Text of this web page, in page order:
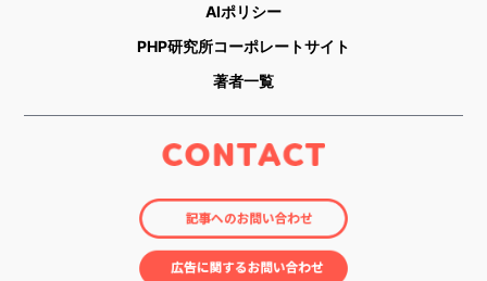
AIポリシー
PHP研究所コーポレートサイト
著者一覧